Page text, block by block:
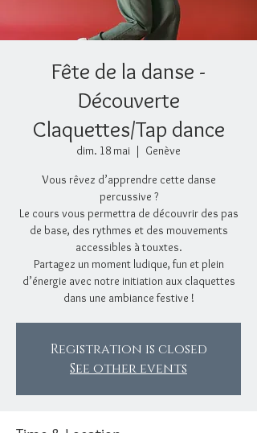
Fête de la danse -
Découverte
Claquettes/Tap dance
dim. 18 mai
  |
Genève
Vous rêvez d’apprendre cette danse
percussive ?
Le cours vous permettra de découvrir des pas
de base, des rythmes et des mouvements
accessibles à touxtes.
Partagez un moment ludique, fun et plein
d’énergie avec notre initiation aux claquettes
dans une ambiance festive !
Registration is closed
See other events